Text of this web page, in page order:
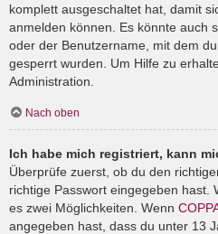
komplett ausgeschaltet hat, damit
anmelden können. Es könnte auch
oder der Benutzername, mit dem
gesperrt wurden. Um Hilfe zu
Administration.
Nach oben
Ich habe mich registriert, kann
Überprüfe zuerst, ob du den
richtige Passwort eingegeben hast.
es zwei Möglichkeiten. Wenn
angegeben hast, dass du unter 13